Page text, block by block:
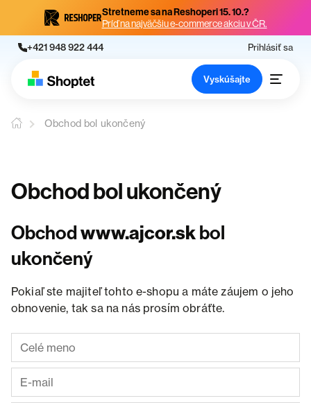
Stretneme sa na Reshoperi 15. 10.?
Príď na najväčšiu e-commerce akciu v ČR.
+421 948 922 444 Prihlásiť sa
Vyskúšajte
Obchod bol ukončený
Obchod bol ukončený
Obchodwww.ajcor.skbol
ukončený
Pokiaľ ste majiteľ tohto e-shopu a máte záujem o jeho
obnovenie, tak sa na nás prosím obráťte.